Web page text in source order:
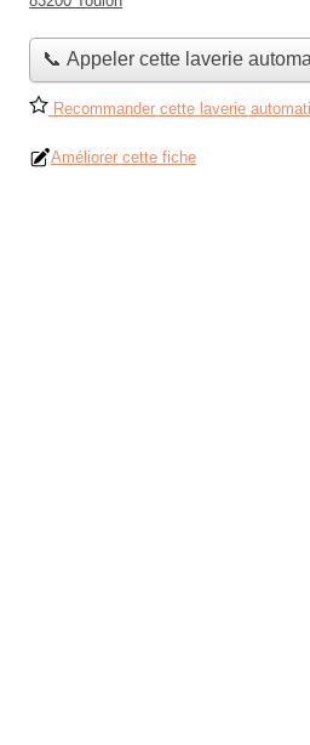
📞 Appeler cette laverie
Recommander cette laverie
Améliorer cette fiche